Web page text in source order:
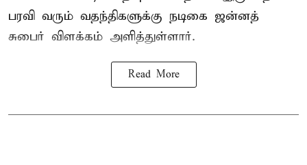
பரவி வரும் வதந்திகளுக்கு நடிகை ஜன்னத்
சுபைர் விளக்கம் அளித்துள்ளார்.
Read More